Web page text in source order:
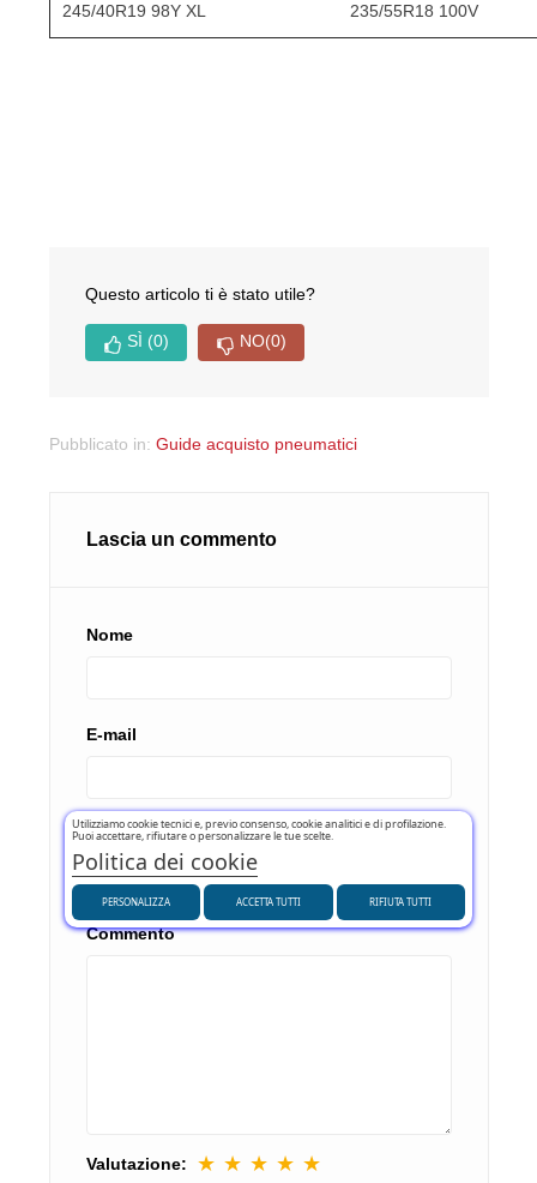
245/40R19 98Y XL 235/55R18 100V
Questo articolo ti è stato utile?
SÌ (0) NO(0)
Pubblicato in: Guide acquisto pneumatici
Lascia un commento
Nome
E-mail
Oggetto
Commento
Valutazione: ★ ★ ★ ★ ★
Utilizziamo cookie tecnici e, previo consenso, cookie analitici e di profilazione.
Puoi accettare, rifiutare o personalizzare le tue scelte.
Politica dei cookie
PERSONALIZZA RIFIUTA TUTTI
ACCETTA TUTTI